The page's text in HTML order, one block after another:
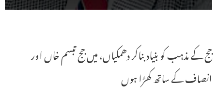
جج کے مذہب کو بنیاد بناکر دھمکیاں، میں جج تبسم خاں اور
انصاف کے ساتھ کھڑا ہوں